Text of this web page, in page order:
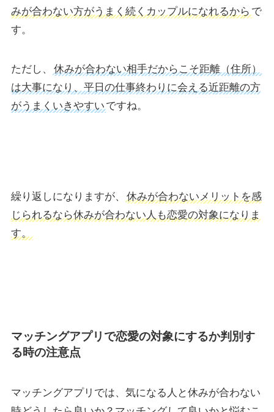
みが合わない方がうまく続くカップルになれるから で
す。
ただし、
休みが合わない相手だからこそ距離（住所）
は大事になり、平日の仕事終わりに会える近距離の方
がうまくいきやすい ですね。
繰り返しになりますが、
休みが合わないメリットを感
じられるなら休みが合わない人も恋愛の対象になりま
す。
マッチングアプリで恋愛の対象にするか判別す
る時の注意点
マッチングアプリでは、気になる人と休みが合わない